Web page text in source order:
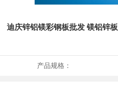
迪庆锌铝镁彩钢板批发 镁铝锌板
产品规格：